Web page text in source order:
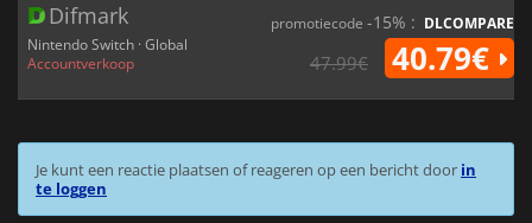
Difmark
Nintendo Switch · Global
Accountverkoop
promotiecode -15% : DLCOMPARE
47.99€ 40.79€
Je kunt een reactie plaatsen of reageren op een bericht door in
te loggen